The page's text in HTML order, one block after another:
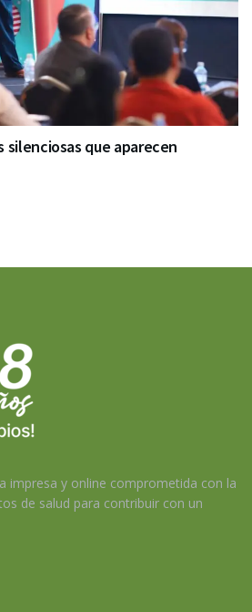
silenciosas que aparecen
impresa y online comprometida con la
de salud para contribuir con un